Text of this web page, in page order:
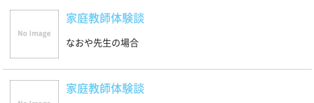
家庭教師体験談
なおや先生の場合
家庭教師体験談